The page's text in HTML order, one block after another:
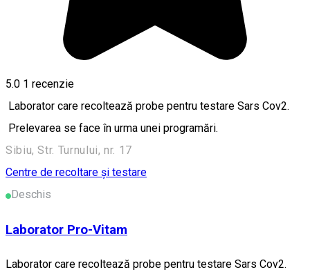
5.0 1 recenzie
Laborator care recoltează probe pentru testare Sars Cov2.
Prelevarea se face în urma unei programări.
Sibiu, Str. Turnului, nr. 17
Centre de recoltare și testare
Deschis
Laborator Pro-Vitam
Laborator care recoltează probe pentru testare Sars Cov2.